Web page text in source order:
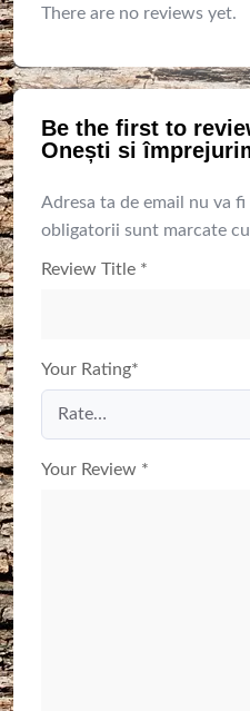
There are no reviews yet.
Be the first to
Onești si
Adresa ta de email nu va
obligatorii sunt marcate cu
Review Title *
Your Rating*
Your Review *